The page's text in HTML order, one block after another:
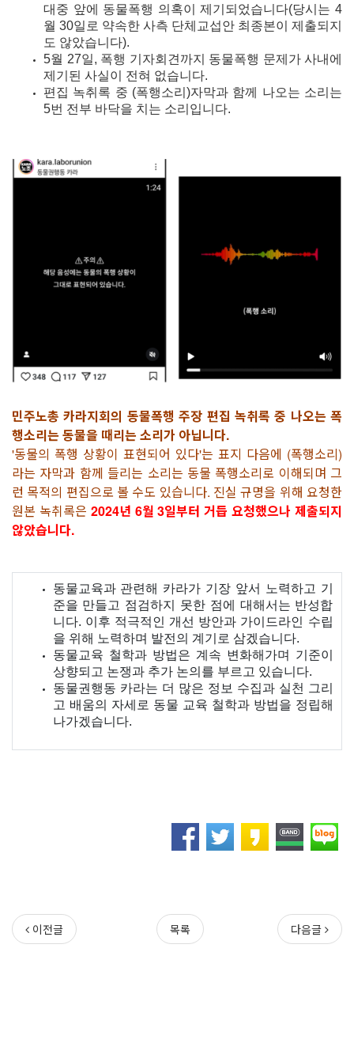
대중 앞에 동물폭행 의혹이 제기되었습니다(당시는 4
월 30일로 약속한 사측 단체교섭안 최종본이 제출되지
도 않았습니다).
5월 27일, 폭행 기자회견까지 동물폭행 문제가 사내에
제기된 사실이 전혀 없습니다.
편집 녹취록 중 (폭행소리)자막과 함께 나오는 소리는
5번 전부 바닥을 치는 소리입니다.
민주노총 카라지회의 동물폭행 주장 편집 녹취록 중 나오는 폭
행소리는 동물을 때리는 소리가 아닙니다.
'동물의 폭행 상황이 표현되어 있다'는 표지 다음에 (폭행소리)
라는 자막과 함께 들리는 소리는 동물 폭행소리로 이해되며 그
런 목적의 편집으로 볼 수도 있습니다. 진실 규명을 위해 요청한
원본 녹취록은 2024년 6월 3일부터 거듭 요청했으나 제출되지
않았습니다.
동물교육과 관련해 카라가 기장 앞서 노력하고 기
준을 만들고 점검하지 못한 점에 대해서는 반성합
니다. 이후 적극적인 개선 방안과 가이드라인 수립
을 위해 노력하며 발전의 계기로 삼겠습니다.
동물교육 철학과 방법은 계속 변화해가며 기준이
상향되고 논쟁과 추가 논의를 부르고 있습니다.
동물권행동 카라는 더 많은 정보 수집과 실천 그리
고 배움의 자세로 동물 교육 철학과 방법을 정립해
나가겠습니다.
이전글 목록 다음글